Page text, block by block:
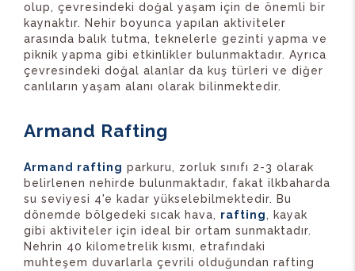
olup, çevresindeki doğal yaşam için de önemli bir
kaynaktır. Nehir boyunca yapılan aktiviteler
arasında balık tutma, teknelerle gezinti yapma ve
piknik yapma gibi etkinlikler bulunmaktadır. Ayrıca
çevresindeki doğal alanlar da kuş türleri ve diğer
canlıların yaşam alanı olarak bilinmektedir.
Armand Rafting
Armand rafting parkuru, zorluk sınıfı 2-3 olarak
belirlenen nehirde bulunmaktadır, fakat ilkbaharda
su seviyesi 4'e kadar yükselebilmektedir. Bu
dönemde bölgedeki sıcak hava, rafting, kayak
gibi aktiviteler için ideal bir ortam sunmaktadır.
Nehrin 40 kilometrelik kısmı, etrafındaki
muhteşem duvarlarla çevrili olduğundan rafting